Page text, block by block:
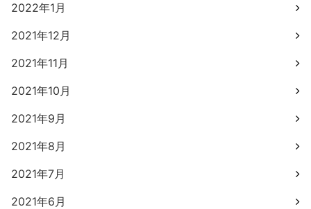
2022年1月
2021年12月
2021年11月
2021年10月
2021年9月
2021年8月
2021年7月
2021年6月